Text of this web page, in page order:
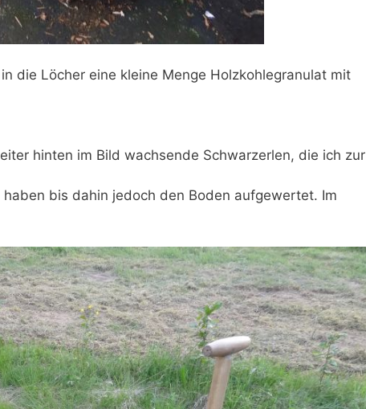
die Löcher eine kleine Menge Holzkohlegranulat mit
hinten im Bild wachsende Schwarzerlen, die ich zur
bis dahin jedoch den Boden aufgewertet. Im